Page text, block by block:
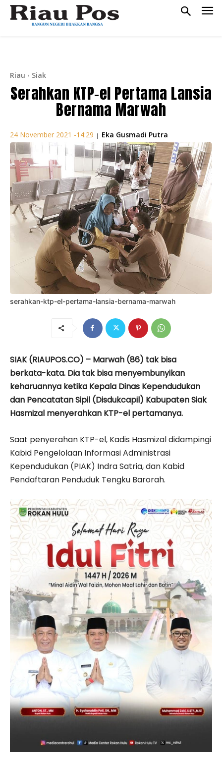
Riau Siak
Serahkan KTP-el Pertama Lansia
Bernama Marwah
24 November 2021 -14:29 | Eka Gusmadi Putra
serahkan-ktp-el-pertama-lansia-bernama-marwah
SIAK (RIAUPOS.CO) – Marwah (86) tak bisa
berkata-kata. Dia tak bisa menyembunyikan
keharuannya ketika Kepala Dinas Kependudukan
dan Pencatatan Sipil (Disdukcapil) Kabupaten Siak
Hasmizal menyerahkan KTP-el pertamanya.
Saat penyerahan KTP-el, Kadis Hasmizal didampingi
Kabid Pengelolaan Informasi Administrasi
Kependudukan (PIAK) Indra Satria, dan Kabid
Pendaftaran Penduduk Tengku Barorah.